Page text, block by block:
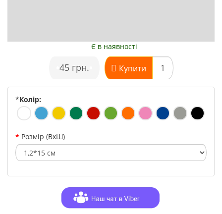
Є в наявності
45 грн. Купити
*Колір:
Розмір (ВхШ)